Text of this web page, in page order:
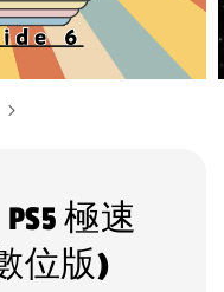
極速
位版)